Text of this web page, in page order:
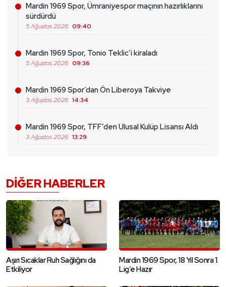
Mardin 1969 Spor, Ümraniyespor maçının hazırlıklarını
sürdürdü
5 Ağustos 2026 09:40
Mardin 1969 Spor, Tonio Teklic’i kiraladı
5 Ağustos 2026 09:36
Mardin 1969 Spor’dan Ön Liberoya Takviye
3 Ağustos 2026 14:34
Mardin 1969 Spor, TFF’den Ulusal Kulüp Lisansı Aldı
3 Ağustos 2026 13:29
DIĞER HABERLER
Aşırı Sıcaklar Ruh Sağlığını da
Etkiliyor
Mardin 1969 Spor, 18 Yıl Sonra 1.
Lig’e Hazır